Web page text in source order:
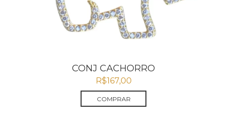
CONJ CACHORRO
R$167,00
COMPRAR